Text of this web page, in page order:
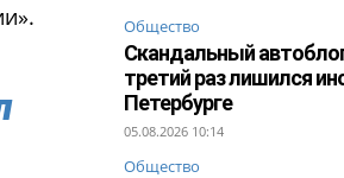
Общество
Скандальный
третий раз лишился
Петербурге
05.08.2026 10:14
Общество